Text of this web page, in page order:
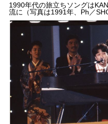
1990年代の旅立ちソングは
流に（写真は1991年、Ph／